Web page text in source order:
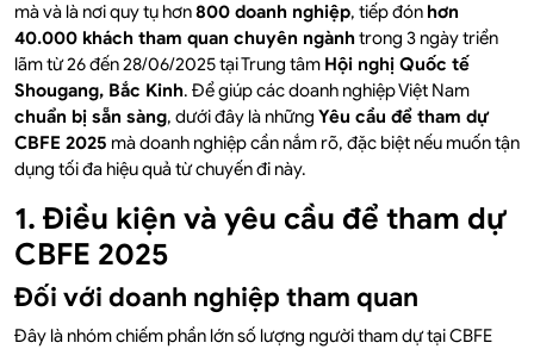
mà và là nơi quy tụ hơn800 doanh nghiệp, tiếp đón hơn
40.000 khách tham quan chuyên ngànhtrong 3 ngày triển
lãm từ 26 đến 28/06/2025tạiTrung tâm Hội nghị Quốc tế
Shougang, Bắc Kinh. Để giúp các doanh nghiệp Việt Nam
chuẩn bị sẵn sàng, dưới đây là những Yêu cầu để tham dự
CBFE 2025 mà doanh nghiệp cần nắm rõ, đặc biệt nếu muốn tận
dụng tối đa hiệu quả từ chuyến đi này.
1. Điều kiện và yêu cầu để tham dự
CBFE 2025
Đối với doanh nghiệp tham quan
Đây là nhóm chiếm phần lớn số lượng người tham dự tại CBFE